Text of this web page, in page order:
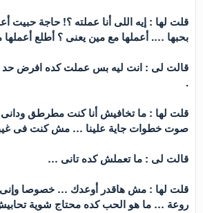
قلت لها : إيه اللى أنا عملته ؟! حاجة حبيت
بحبها …. أعملها مع مين يعنى ؟ أطلع أعملها
قالت لى : انت ليه بس عملت كده افرض حد
.
قلت لها : ما تخافيش أنا كنت مطرطق
صوت خطوات جاية علينا … مش كنت فى
قالت لى : ما تعملش كده تانى …
قلت لها : مش هاقدر أوعدك … خصوصا
روعة … ما هو الحب كده محتاج شوية